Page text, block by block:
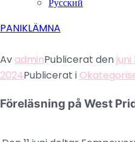
PANIKLÄMNA
Av adminPublicerat den juni
2024Publicerat i
Föreläsning på West